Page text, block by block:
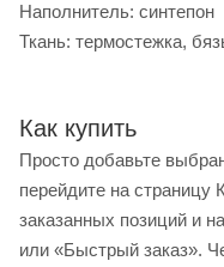
Наполнитель: синтепон
Ткань: термостежка,
Как купить
Просто добавьте
перейдите на страницу
заказанных позиций и
или «Быстрый заказ».